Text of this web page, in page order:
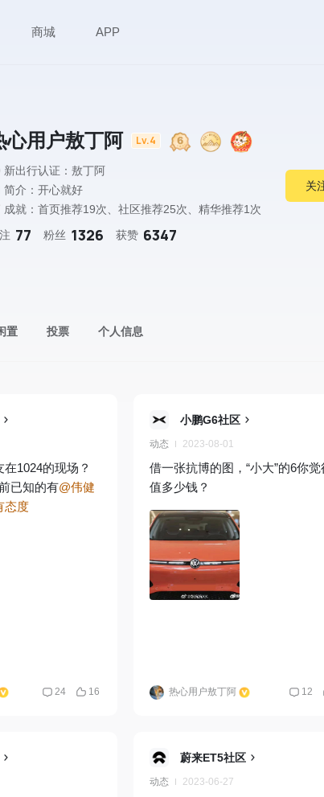
商城 APP
心用户敖丁阿 Lv.4
新出行认证：敖丁阿
简介：开心就好
成就：首页推荐19次、社区推荐25次、精华推荐1次
77 粉丝 1326 获赞 6347
关
置 投票 个人信息
1024的现场？
已知的有@伟健
态度
24 16
小鹏G6社区
动态 2023-08-01
借一张抗博的图，“小大”的6你觉
值多少钱？
热心用户敖丁阿 12
蔚来ET5社区
动态 2023-06-27